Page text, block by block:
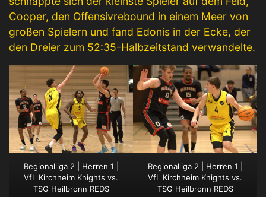
Cooper, den Offensivrebound in einem Meer von
großen Spielern und fand Edonis in der Ecke, der
den Dreier zum 52:35-Halbzeitstand verwandelte.
Regionalliga 2 | Herren 1 |
VfL Kirchheim Knights vs.
TSG Heilbronn REDS
Regionalliga 2 | Herren 1 |
VfL Kirchheim Knights vs.
TSG Heilbronn REDS